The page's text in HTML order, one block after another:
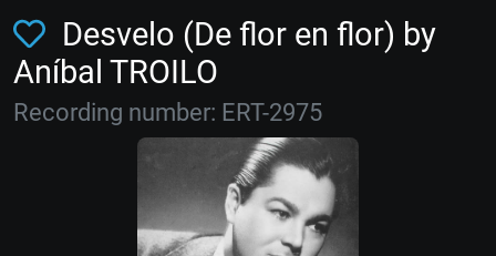
Desvelo (De flor en flor) by
Aníbal TROILO
Recording number: ERT-2975